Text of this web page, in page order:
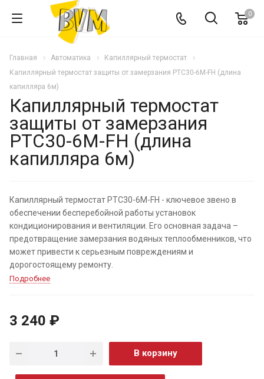
0
Главная Автоматика
Капиллярный термостат
Капиллярный термостат защиты от замерзания PTC30-6M-FH (длина
капилляра 6м)
Капиллярный термостат
защиты от замерзания
PTC30-6M-FH (длина
капилляра 6м)
Капиллярный термостат PTC30-6M-FH - ключевое звено в
обеспечении бесперебойной работы установок
кондиционирования и вентиляции. Его основная задача –
предотвращение замерзания водяных теплообменников, что
может привести к серьезным повреждениям и
дорогостоящему ремонту.
Подробнее
3 240 ₽
В корзину